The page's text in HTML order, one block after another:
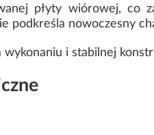
płyty wiórowej, co
podkreśla nowoczesny
i stabilnej